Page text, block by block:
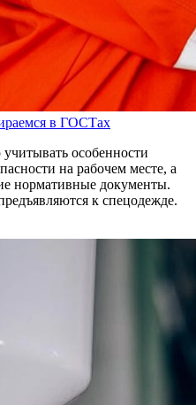
в ГОСТах
особенности
на рабочем месте, а
нормативные документы.
к спецодежде.